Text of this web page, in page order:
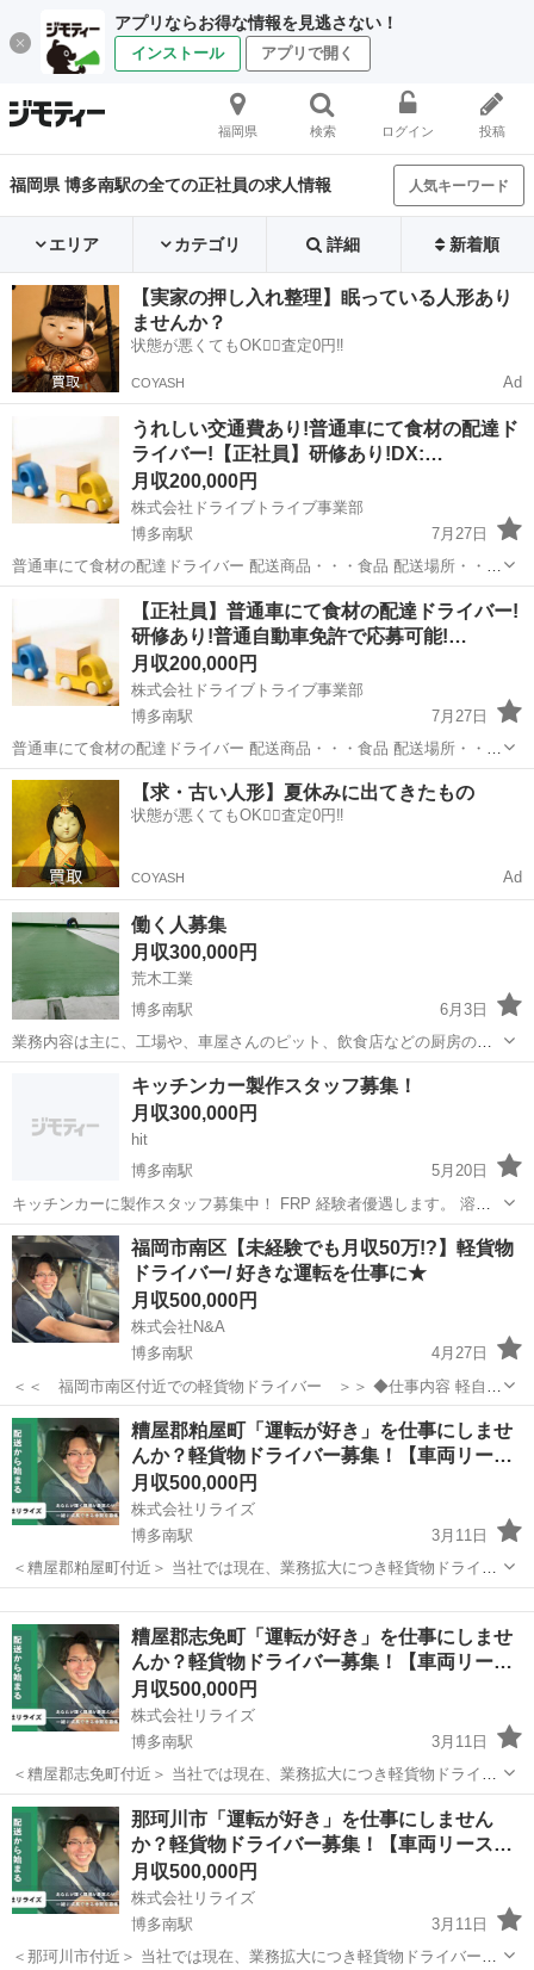
アプリならお得な情報を見逃さない！
インストール アプリで開く
福岡県 検索 ログイン 投稿
福岡県 博多南駅の全ての正社員の求人情報 人気キーワード
エリア カテゴリ 詳細 新着順
【実家の押し入れ整理】眠っている人形あり
ませんか？
状態が悪くてもOK🙆‍♀️査定0円‼️
COYASH Ad
うれしい交通費あり!普通車にて食材の配達ド
ライバー!【正社員】研修あり!DX:…
月収200,000円
株式会社ドライブトライブ事業部
博多南駅
7月27日
普通車にて食材の配達ドライバー 配送商品・・・食品 配送場所・・・
個人宅・企業 配送件数・・・60件前後(日による) 勤務時間・・・【月
曜～金曜】9:00～17:30 【土曜】9:00～16:00 ...
福岡市 博多南駅 ドライバー 未経験
【正社員】普通車にて食材の配達ドライバー!
研修あり!普通自動車免許で応募可能!…
月収200,000円
株式会社ドライブトライブ事業部
博多南駅
7月27日
普通車にて食材の配達ドライバー 配送商品・・・食品 配送場所・・・
個人宅・企業 配送件数・・・60件前後(日による) 勤務時間・・・【月
曜～金曜】9:00～17:30 【土曜】9:00～16:00 ...
福岡 福岡市 博多南駅 ドライバー 未経験
【求・古い人形】夏休みに出てきたもの
状態が悪くてもOK🙆‍♀️査定0円‼️
COYASH Ad
働く人募集
月収300,000円
荒木工業
博多南駅
6月3日
業務内容は主に、工場や、車屋さんのピット、飲食店などの厨房の床
をコテやローラーで塗っています！ 作業時間は8時から17時です！残
業はほとんどありません！ やる気、経験者優遇します！ 短期の出張
あります！ 残業手当、出張手当...
内装職人 車屋
キッチンカー製作スタッフ募集！
月収300,000円
hit
博多南駅
5月20日
キッチンカーに製作スタッフ募集中！ FRP 経験者優遇します。 溶接
経験者優遇します。 大工経験者優遇します。 未経験も大歓迎！ 自動
車塗装職人、 手に職をつけたい方、一緒に素敵なキッチンカー、キャ
ンピングカーな...
福岡 那珂川市 博多南駅 その他 キッチンカー
福岡市南区【未経験でも月収50万!?】軽貨物
ドライバー/ 好きな運転を仕事に★
月収500,000円
株式会社N&A
博多南駅
4月27日
＜＜ 福岡市南区付近での軽貨物ドライバー ＞＞ ◆仕事内容 軽自動
車（AT限定可）を使用し、主に個人宅や企業様に「通販サイト・ネッ
トスーパーの品物」や「ウォーターサーバーの水」などを小型荷物の
配達するシンプルな...
福岡 福岡市 博多南駅 ドライバー 未経験
糟屋郡粕屋町「運転が好き」を仕事にしませ
んか？軽貨物ドライバー募集！【車両リー…
月収500,000円
株式会社リライズ
博多南駅
3月11日
＜糟屋郡粕屋町付近＞ 当社では現在、業務拡大につき軽貨物ドライバ
ーさんを複数名募集しています！ ネット通販（Amazon、楽天など）
の商品や日用品を、軽バン（AT可）で個人宅や企業にお届けするお仕
事です。 シンプルなが...糟屋郡志免町「運転が好き」を仕事にしませ
んか？軽貨物ドライバー募集！【車両リー…
月収500,000円
株式会社リライズ
博多南駅
3月11日
＜糟屋郡志免町付近＞ 当社では現在、業務拡大につき軽貨物ドライバ
ーさんを複数名募集しています！ ネット通販（Amazon、楽天など）
の商品や日用品を、軽バン（AT可）で個人宅や企業にお届けするお仕
事です。 シンプルなが...
福岡 糟屋郡 博多南駅 ドライバー 未経験
那珂川市「運転が好き」を仕事にしません
か？軽貨物ドライバー募集！【車両リース
◎】
月収500,000円
株式会社リライズ
博多南駅
3月11日
＜那珂川市付近＞ 当社では現在、業務拡大につき軽貨物ドライバーさ